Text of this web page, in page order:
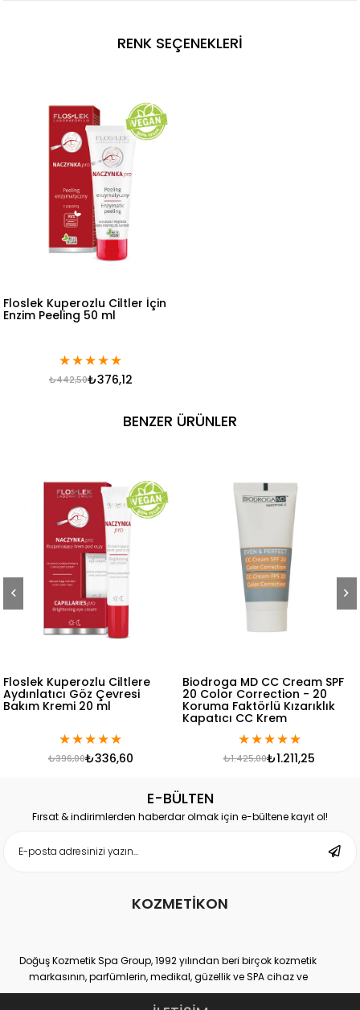
RENK SEÇENEKLERI
Floslek Kuperozlu Ciltler İçin
Enzim Peeling 50 ml
★★★★★
₺376,12
₺442,50
BENZER ÜRÜNLER
Ciltlere
Göz Çevresi
20 ml
★★
₺336,60
Biodroga MD CC Cream SPF
20 Color Correction - 20
Koruma Faktörlü Kızarıklık
Kapatıcı CC Krem
★★
₺1.211,25
Floslek
E-BÜLTEN
Fırsat & indirimlerden haberdar olmak için e-bültene kayıt ol!
KOZMETİKON
Doğuş Kozmetik Spa Group, 1992 yılından beri birçok kozmetik
markasının, parfümlerin, medikal, güzellik ve SPA cihaz ve
ekipmanlarının hem distribütörlüğünü hem de üretimini yapan